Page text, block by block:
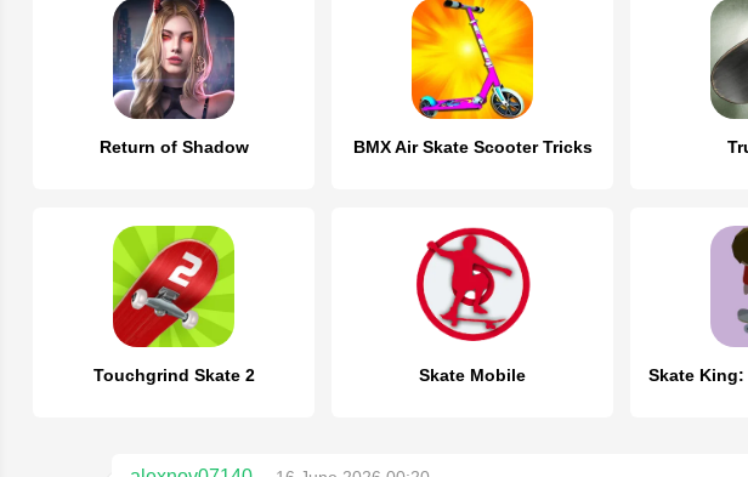
Return of Shadow BMX Air Skate Scooter Tricks
Touchgrind Skate 2 Skate Mobile